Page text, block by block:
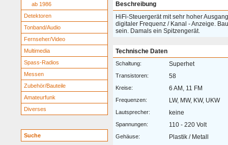
ab 1986
Detektoren
Tonband/Audio
Fernseher/Video
Multimedia
Spass-Radios
Messen
Zubehör/Bauteile
Amateurfunk
Diverses
Suche
Beschreibung
HiFi-Steuergerät mit sehr hoher
digitaler Frequenz / Kanal - Anzeige.
sein. Damals ein Spitzengerät.
Technische Daten
Schaltung: Superhet
Transistoren: 58
Kreise: 6 AM, 11 FM
Frequenzen: LW, MW, KW, UKW
Lautsprecher: keine
Spannungen: 110 - 220 Volt
Gehäuse: Plastik / Metall